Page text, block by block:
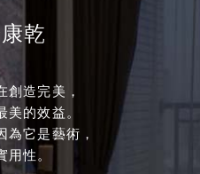
乾
創造完美，
的效益。
為它是藝術，
用性。